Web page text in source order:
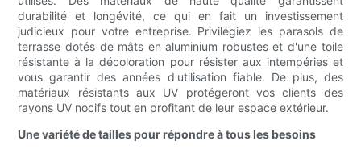
durabilité et longévité, ce qui en fait un investissement
judicieux pour votre entreprise. Privilégiez les parasols de
terrasse dotés de mâts en aluminium robustes et d'une toile
résistante à la décoloration pour résister aux intempéries et
vous garantir des années d'utilisation fiable. De plus, des
matériaux résistants aux UV protégeront vos clients des
rayons UV nocifs tout en profitant de leur espace extérieur.
Une variété de tailles pour répondre à tous les besoins